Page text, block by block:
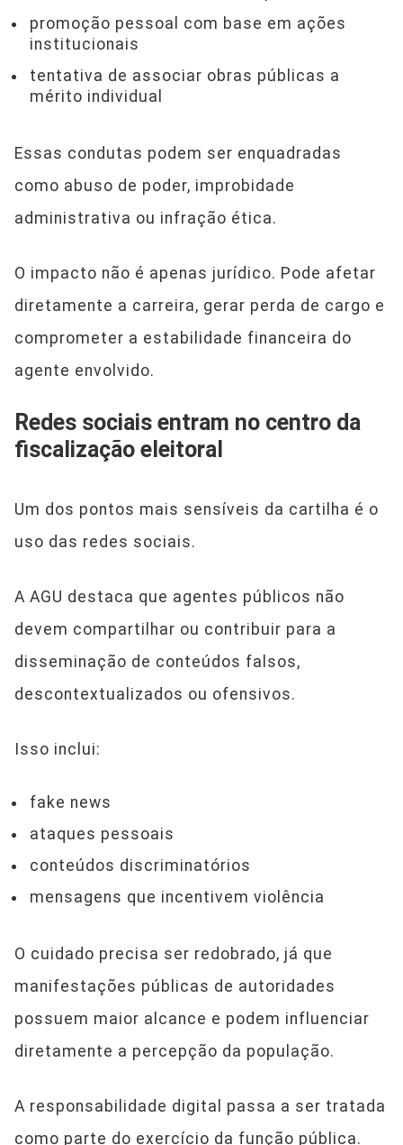
promoção pessoal com base em ações
institucionais
tentativa de associar obras públicas a
mérito individual
Essas condutas podem ser enquadradas
como abuso de poder, improbidade
administrativa ou infração ética.
O impacto não é apenas jurídico. Pode afetar
diretamente a carreira, gerar perda de cargo e
comprometer a estabilidade financeira do
agente envolvido.
Redes sociais entram no centro da
fiscalização eleitoral
Um dos pontos mais sensíveis da cartilha é o
uso das redes sociais.
A AGU destaca que agentes públicos não
devem compartilhar ou contribuir para a
disseminação de conteúdos falsos,
descontextualizados ou ofensivos.
Isso inclui:
fake news
ataques pessoais
conteúdos discriminatórios
mensagens que incentivem violência
O cuidado precisa ser redobrado, já que
manifestações públicas de autoridades
possuem maior alcance e podem influenciar
diretamente a percepção da população.
A responsabilidade digital passa a ser tratada
como parte do exercício da função pública.